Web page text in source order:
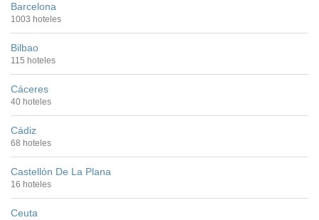
Barcelona
1003 hoteles
Bilbao
115 hoteles
Cáceres
40 hoteles
Cádiz
68 hoteles
Castellón De La Plana
16 hoteles
Ceuta